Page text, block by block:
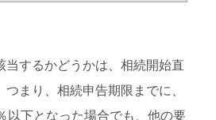
当するかどうかは、相続開始直
まり、相続申告期限までに、
以下となった場合でも、他の要